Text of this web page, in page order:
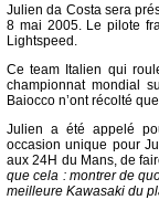
Julien da Costa sera
8 mai 2005. Le pilote
Lightspeed.
Ce team Italien qui
championnat mondial
Baiocco n’ont récolté
Julien a été appelé
occasion unique pour
aux 24H du Mans, de
que cela : montrer de
meilleure Kawasaki du